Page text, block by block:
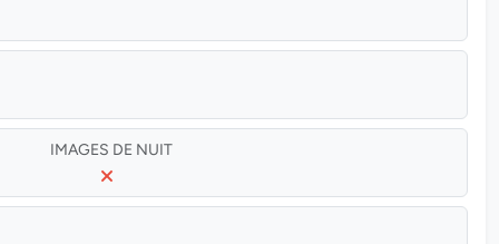
IMAGES DE NUIT